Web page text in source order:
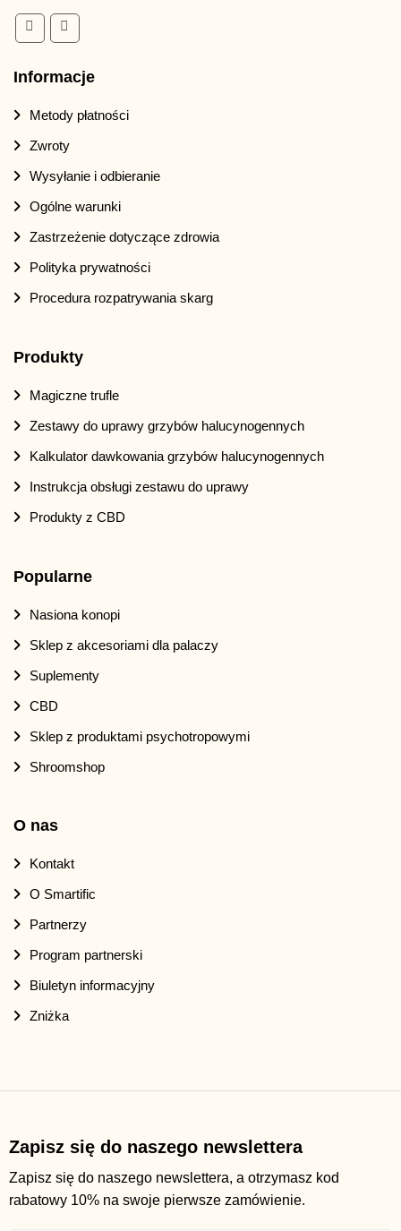
Informacje
Metody płatności
Zwroty
Wysyłanie i odbieranie
Ogólne warunki
Zastrzeżenie dotyczące zdrowia
Polityka prywatności
Procedura rozpatrywania skarg
Produkty
Magiczne trufle
Zestawy do uprawy grzybów halucynogennych
Kalkulator dawkowania grzybów halucynogennych
Instrukcja obsługi zestawu do uprawy
Produkty z CBD
Popularne
Nasiona konopi
Sklep z akcesoriami dla palaczy
Suplementy
CBD
Sklep z produktami psychotropowymi
Shroomshop
O nas
Kontakt
O Smartific
Partnerzy
Program partnerski
Biuletyn informacyjny
Zniżka
Zapisz się do naszego newslettera
Zapisz się do naszego newslettera, a otrzymasz kod
rabatowy 10% na swoje pierwsze zamówienie.